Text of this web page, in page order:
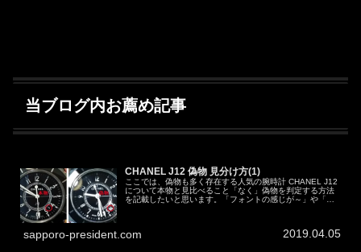
当ブログ内お薦め記事
CHANEL J12 偽物 見分け方(1)
ここでは、偽物も多く存在する人気の腕時計 CHANEL J12
について本物と見比べること「なく」偽物を判定する方法
を記載したいと思います。「フォントの感じが～」や「本
sapporo-president.com 2019.04.05